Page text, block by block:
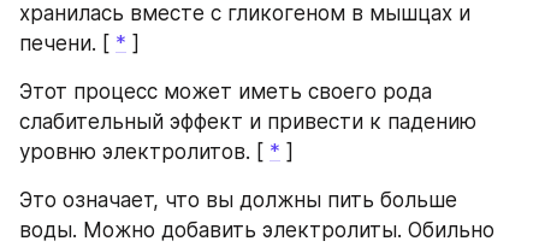
хранилась вместе с гликогеном в мышцах и
печени. [ * ]
Этот процесс может иметь своего рода
слабительный эффект и привести к падению
уровню электролитов. [ * ]
Это означает, что вы должны пить больше
воды. Можно добавить электролиты. Обильно